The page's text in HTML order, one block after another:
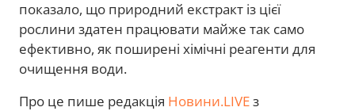
показало, що природний екстракт із цієї
рослини здатен працювати майже так само
ефективно, як поширені хімічні реагенти для
очищення води.
Про це пише редакція Новини.LIVEз